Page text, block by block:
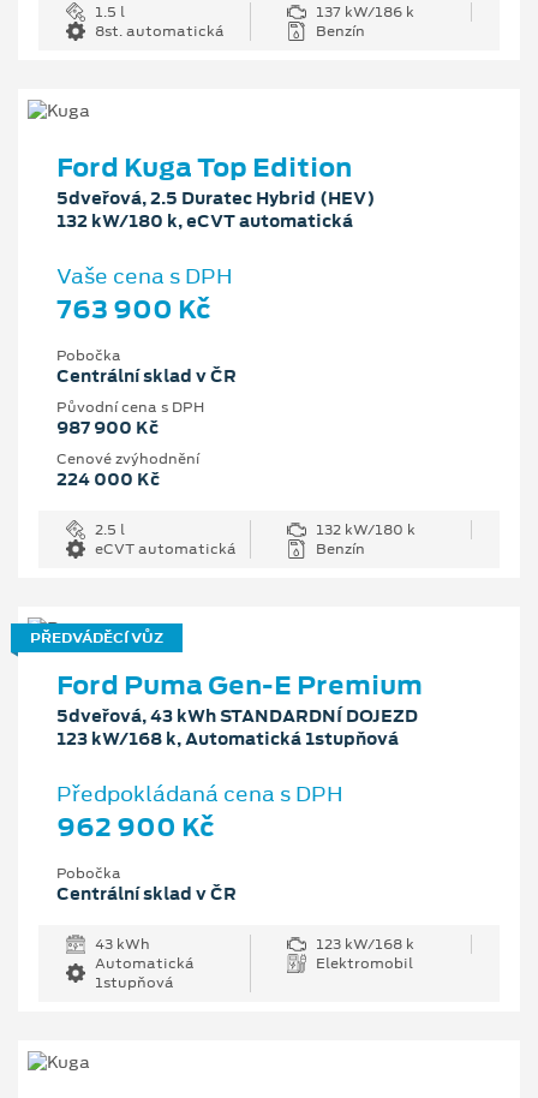
1.5 l
137 kW/186 k
8st. automatická
Benzín
Ford Kuga Top Edition
5dveřová, 2.5 Duratec Hybrid (HEV)
132 kW/180 k, eCVT automatická
Vaše cena s DPH
763 900 Kč
Pobočka
Centrální sklad v ČR
Původní cena s DPH
987 900 Kč
Cenové zvýhodnění
224 000 Kč
2.5 l
132 kW/180 k
eCVT automatická
Benzín
PŘEDVÁDĚCÍ VŮZ
Ford Puma Gen-E Premium
5dveřová, 43 kWh STANDARDNÍ DOJEZD
123 kW/168 k, Automatická 1stupňová
Předpokládaná cena s DPH
962 900 Kč
Pobočka
Centrální sklad v ČR
43 kWh
123 kW/168 k
Automatická
1stupňová
Elektromobil